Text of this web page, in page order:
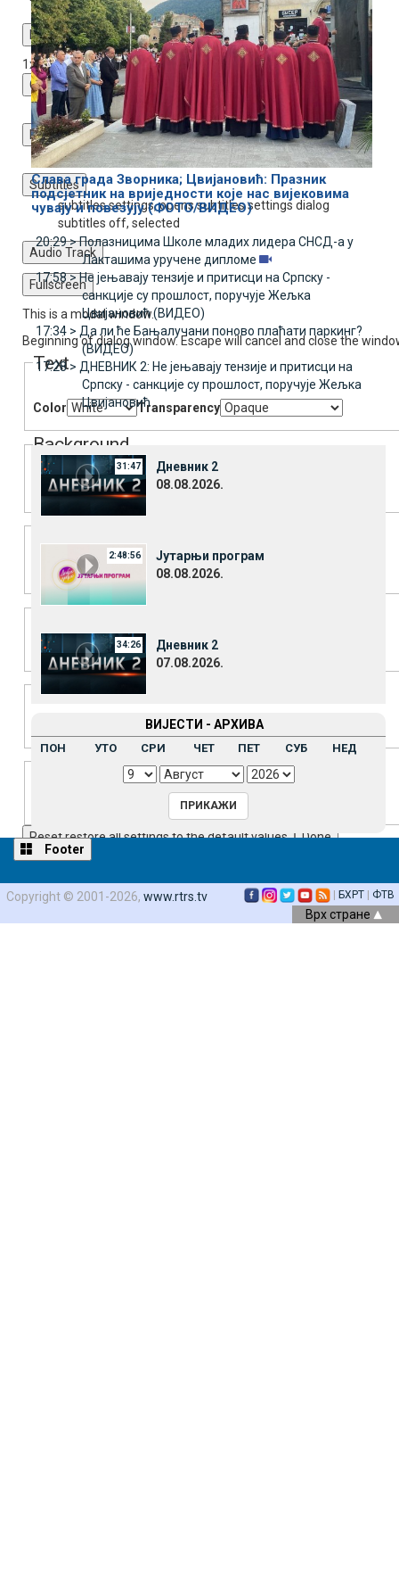
Playback Rate
1x
Chapters
Chapters
Descriptions
descriptions off, selected
Subtitles
subtitles settings, opens subtitles settings dialog
subtitles off, selected
Audio Track
Fullscreen
This is a modal window.
Beginning of dialog window. Escape will cancel and close the
Text
Color Transparency
Background
Color Transparency
Color Transparency
Font Size
Text Edge Style
Font Family
Resetrestore all settings to the default values
Done
Close Modal Dialog
End of dialog window.
Слава града Зворника; Цвијановић: Празник
подсјетник на вриједности које нас вијековима
чувају и повезују (ФОТО/ВИДЕО)
20:29 >Полазницима Школе младих лидера СНСД-а у
Лакташима уручене дипломе
17:58 >Не јењавају тензије и притисци на Српску -
санкције су прошлост, поручује Жељка
Цвијановић (ВИДЕО)
17:34 > Да ли ће Бањалучани поново плаћати паркинг?
(ВИДЕО)
17:28 > ДНЕВНИК 2: Не јењавају тензије и притисци на
Српску - санкције су прошлост, поручује Жељка
Цвијановић
31:47
Дневник 2
08.08.2026.
2:48:56
Јутарњи програм
08.08.2026.
34:26
Дневник 2
07.08.2026.
ВИЈЕСТИ - АРХИВА
ПОН УТО СРИ ЧЕТ ПЕТ СУБ НЕД
Footer
Copyright © 2001-2026, www.rtrs.tv | БХРТ | ФТВ
Врх стране